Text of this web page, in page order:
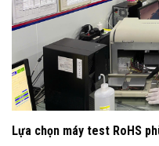
Lựa chọn máy test RoHS